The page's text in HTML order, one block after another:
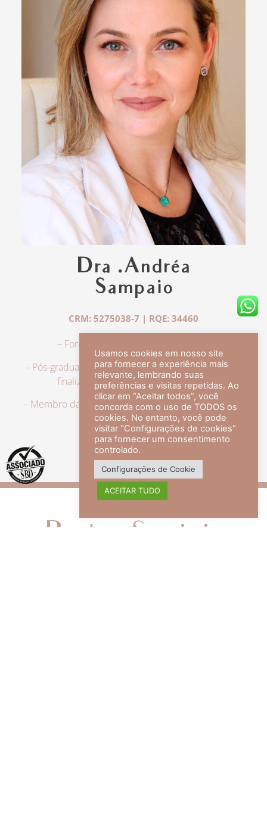
Dra .Andréa
Sampaio
CRM: 5275038-7 | RQE: 34460
– Formação em Medicina pela UFRJ.
– Pós-graduação em Dermatologia pela UFRJ, tendo
finalizado a especialização em 2007.
– Membro da Sociedade Brasileira de Dermatologia,
com título de especialista.
veja mais +
Redes Sociais
Usamos cookies em nosso site
para fornecer a experiência mais
relevante, lembrando suas
preferências e visitas repetidas. Ao
clicar em “Aceitar todos”, você
concorda com o uso de TODOS os
cookies. No entanto, você pode
visitar "Configurações de cookies"
para fornecer um consentimento
controlado.
Configurações de Cookie
ACEITAR TUDO